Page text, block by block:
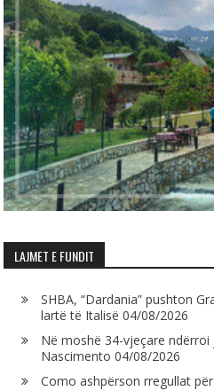
LAJMET E FUNDIT
SHBA, “Dardania” pushton
lartë të Italisë 04/08/2026
Në moshë 34-vjeçare
Nascimento 04/08/2026
Como ashpërson rregullat